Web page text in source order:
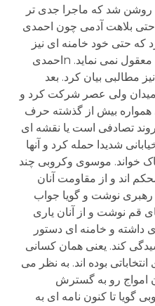
شد که ماجرا جدی تر
بلاهت آدمی چون احمدی
که حتی خود خامنه ای نیز
دست اندرکار باشد گرچه چندان معقول نمی نماید. nاحمدی
مطالبی بیان کرد. بعد
ولی عصر شرکت کرد و
بیش از گذشته حرف
روند تصادفی است یا نقشه ای
شدیدا حمله کرد و آنها
خواند. موسوی وکروبی چند
اند و از مقاومت آنان
رهبری نوشت و گویا جواب
قم نوشت و از آنان یاری
داشته و خامنه ای دستور
کند. یعنی همان کسانی
بوده اند. به نظر می
امواج رو به گسترش
گویا تا کنون نامه ای به